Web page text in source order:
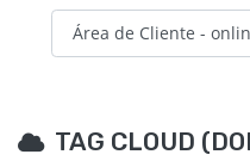
TAG CLOUD